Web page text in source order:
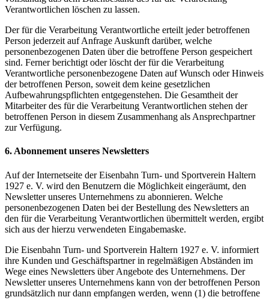
Verantwortlichen löschen zu lassen.
Der für die Verarbeitung Verantwortliche erteilt jeder betroffenen
Person jederzeit auf Anfrage Auskunft darüber, welche
personenbezogenen Daten über die betroffene Person gespeichert
sind. Ferner berichtigt oder löscht der für die Verarbeitung
Verantwortliche personenbezogene Daten auf Wunsch oder Hinweis
der betroffenen Person, soweit dem keine gesetzlichen
Aufbewahrungspflichten entgegenstehen. Die Gesamtheit der
Mitarbeiter des für die Verarbeitung Verantwortlichen stehen der
betroffenen Person in diesem Zusammenhang als Ansprechpartner
zur Verfügung.
6. Abonnement unseres Newsletters
Auf der Internetseite der Eisenbahn Turn- und Sportverein Haltern
1927 e. V. wird den Benutzern die Möglichkeit eingeräumt, den
Newsletter unseres Unternehmens zu abonnieren. Welche
personenbezogenen Daten bei der Bestellung des Newsletters an
den für die Verarbeitung Verantwortlichen übermittelt werden, ergibt
sich aus der hierzu verwendeten Eingabemaske.
Die Eisenbahn Turn- und Sportverein Haltern 1927 e. V. informiert
ihre Kunden und Geschäftspartner in regelmäßigen Abständen im
Wege eines Newsletters über Angebote des Unternehmens. Der
Newsletter unseres Unternehmens kann von der betroffenen Person
grundsätzlich nur dann empfangen werden, wenn (1) die betroffene